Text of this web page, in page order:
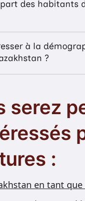
des habitants
à la
?
serez
:
en tant